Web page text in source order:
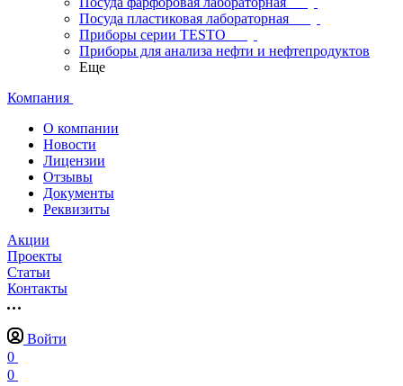
Посуда пластиковая лабораторная
Приборы серии TESTO
Приборы для анализа нефти и нефтепродуктов
Еще
Компания
О компании
Новости
Лицензии
Отзывы
Документы
Реквизиты
Акции
Проекты
Статьи
Контакты
Войти
0
0